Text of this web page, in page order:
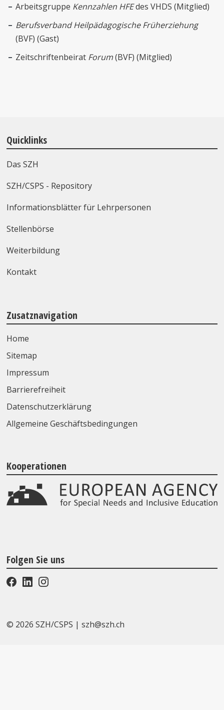
Arbeitsgruppe Kennzahlen HFEdes VHDS (Mitglied)
Berufsverband Heilpädagogische Früherziehung
(BVF) (Gast)
Zeitschriftenbeirat Forum(BVF) (Mitglied)
Quicklinks
Das SZH
SZH/CSPS - Repository
Informationsblätter für Lehrpersonen
Stellenbörse
Weiterbildung
Kontakt
Zusatznavigation
Home
Sitemap
Impressum
Barrierefreiheit
Datenschutzerklärung
Allgemeine Geschäftsbedingungen
Kooperationen
Folgen Sie uns
© 2026 SZH/CSPS |szh@szh.ch